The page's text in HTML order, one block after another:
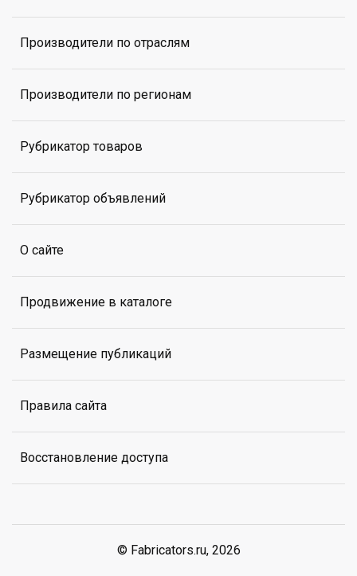
Производители по отраслям
Производители по регионам
Рубрикатор товаров
Рубрикатор объявлений
О сайте
Продвижение в каталоге
Размещение публикаций
Правила сайта
Восстановление доступа
© Fabricators.ru, 2026